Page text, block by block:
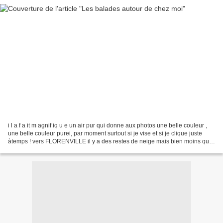
i l a f a it m agnif iq u e un air pur qui donne aux photos une belle couleur ,
une belle couleur purei, par moment surtout si je vise et si je clique juste
àtemps ! vers FLORENVILLE il y a des restes de neige mais bien moins qu'à